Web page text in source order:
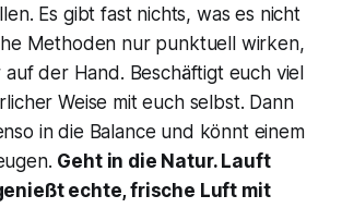
Es gibt fast nichts, was es nicht
Methoden nur punktuell wirken,
auf der Hand. Beschäftigt euch viel
Weise mit euch selbst. Dann
in die Balance und könnt einem
Geht in die Natur. Lauft
echte, frische Luft mit